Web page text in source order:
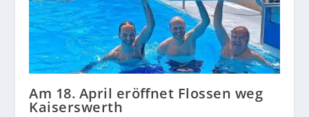
Am 18. April eröffnet Flossen weg
Kaiserswerth